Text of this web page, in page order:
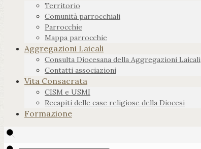
Territorio
Comunità parrocchiali
Parrocchie
Mappa parrocchie
Aggregazioni Laicali
Consulta Diocesana della Aggregazioni Laicali
Contatti associazioni
Vita Consacrata
CISM e USMI
Recapiti delle case religiose della Diocesi
Formazione